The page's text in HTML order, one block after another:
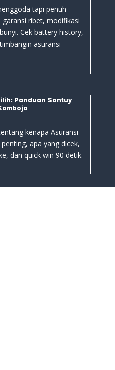
tapi penuh
ribet, modifikasi
Cek battery history,
asuransi
Panduan Santuy
kenapa Asuransi
apa yang dicek,
dan quick win 90 detik.